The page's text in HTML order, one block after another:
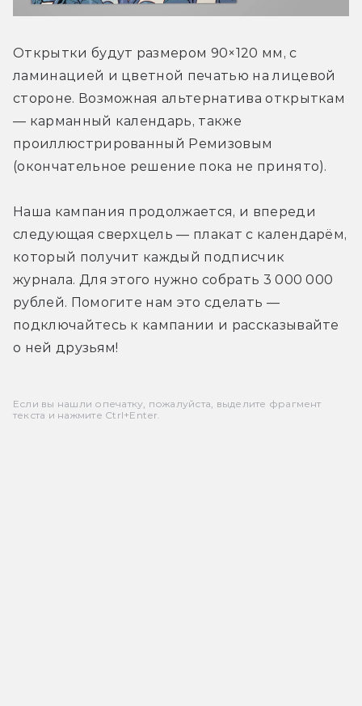
Открытки будут размером 90×120 мм, с
ламинацией и цветной печатью на лицевой
стороне. Возможная альтернатива открыткам
— карманный календарь, также
проиллюстрированный Ремизовым
(окончательное решение пока не принято).
Наша кампания продолжается, и впереди
следующая сверхцель — плакат с календарём,
который получит каждый подписчик
журнала. Для этого нужно собрать 3 000 000
рублей. Помогите нам это сделать —
подключайтесь к кампании и рассказывайте
о ней друзьям!
Если вы нашли опечатку, пожалуйста, выделите фрагмент
текста и нажмите Ctrl+Enter.